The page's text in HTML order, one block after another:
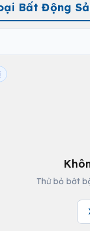
Bất Động
Thử bỏ bớt